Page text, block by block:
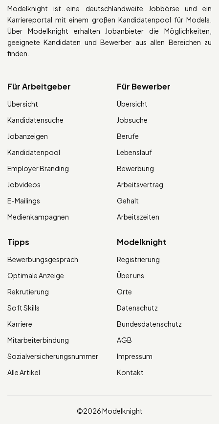
Modelknight ist eine deutschlandweite Jobbörse und ein
Karriereportal mit einem großen Kandidatenpool für Models.
Über Modelknight erhalten Jobanbieter die Möglichkeiten,
geeignete Kandidaten und Bewerber aus allen Bereichen zu
finden.
Für Arbeitgeber
Übersicht
Kandidatensuche
Jobanzeigen
Kandidatenpool
Employer Branding
Jobvideos
E-Mailings
Medienkampagnen
Für Bewerber
Übersicht
Jobsuche
Berufe
Lebenslauf
Bewerbung
Arbeitsvertrag
Gehalt
Arbeitszeiten
Tipps
Bewerbungsgespräch
Optimale Anzeige
Rekrutierung
Soft Skills
Karriere
Mitarbeiterbindung
Sozialversicherungsnummer
Alle Artikel
Modelknight
Registrierung
Über uns
Orte
Datenschutz
Bundesdatenschutz
AGB
Impressum
Kontakt
©2026 Modelknight